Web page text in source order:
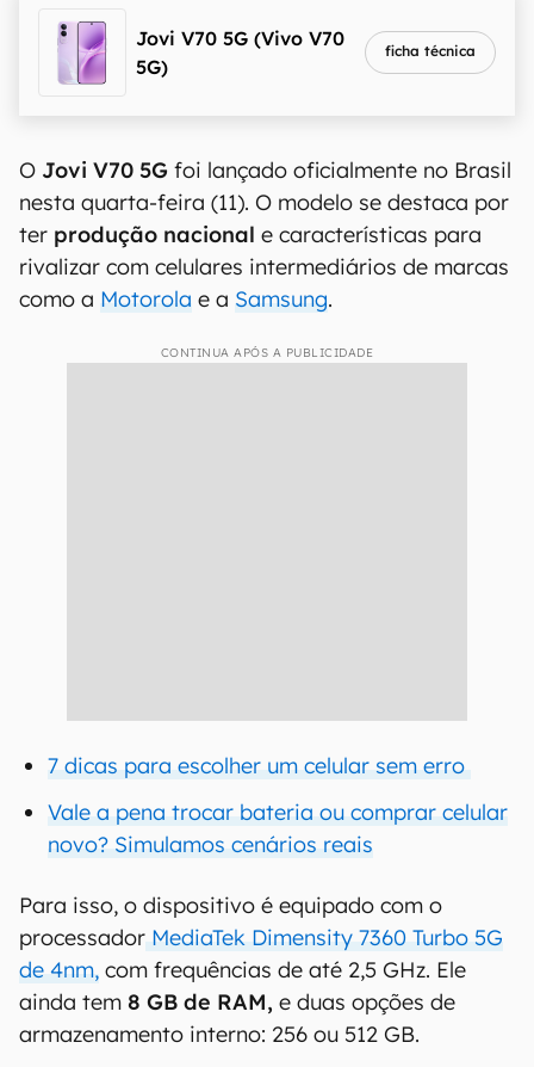
Jovi V70 5G (Vivo V70
5G)
ficha técnica
O Jovi V70 5G foi lançado oficialmente no Brasil
nesta quarta-feira (11). O modelo se destaca por
ter produção nacional e características para
rivalizar com celulares intermediários de marcas
como a Motorola e a Samsung.
CONTINUA APÓS A PUBLICIDADE
7 dicas para escolher um celular sem erro
Vale a pena trocar bateria ou comprar celular
novo? Simulamos cenários reais
Para isso, o dispositivo é equipado com o
processador MediaTek Dimensity 7360 Turbo 5G
de 4nm, com frequências de até 2,5 GHz. Ele
ainda tem 8 GB de RAM, e duas opções de
armazenamento interno: 256 ou 512 GB.